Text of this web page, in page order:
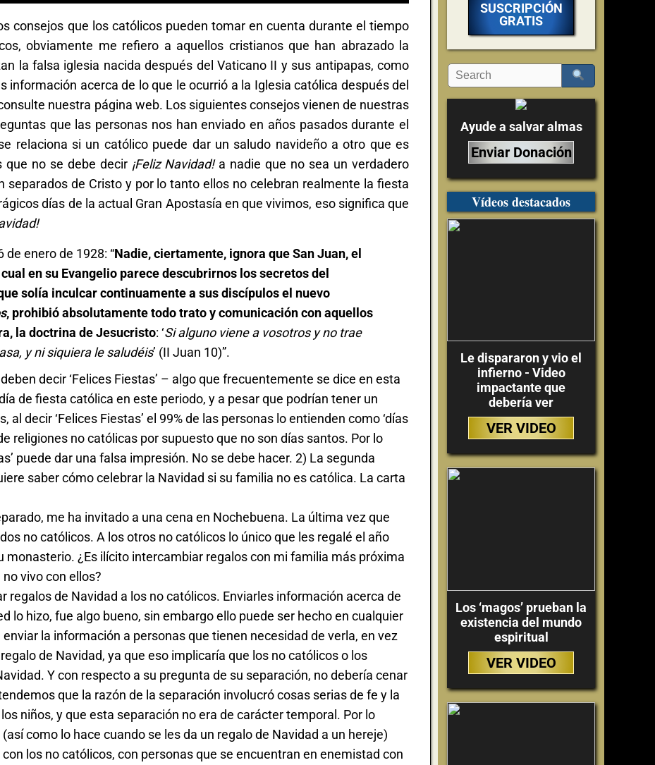
consejos que los católicos pueden tomar en cuenta durante el tiempo
obviamente me refiero a aquellos cristianos que han abrazado la
la falsa iglesia nacida después del Vaticano II y sus antipapas, como
acerca de lo que le ocurrió a la Iglesia católica después del
nuestra página web. Los siguientes consejos vienen de nuestras
que las personas nos han enviado en años pasados durante el
relaciona si un católico puede dar un saludo navideño a otro que es
que no se debe decir ¡Feliz Navidad!a nadie que no sea un verdadero
separados de Cristo y por lo tanto ellos no celebran realmente la fiesta
días de la actual Gran Apostasía en que vivimos, eso significa que
de enero de 1928: “Nadie, ciertamente, ignora que San Juan, el
en su Evangelio parece descubrirnos los secretos del
solía inculcar continuamente a sus discípulos el nuevo
, prohibió absolutamente todo trato y comunicación con aquellos
la doctrina de Jesucristo: ‘Si alguno viene a vosotros y no trae
y ni siquiera le saludéis’ (II Juan 10)”.
decir ‘Felices Fiestas’ – algo que frecuentemente se dice en esta
de fiesta católica en este periodo, y a pesar que podrían tener un
decir ‘Felices Fiestas’ el 99% de las personas lo entienden como ‘días
religiones no católicas por supuesto que no son días santos. Por lo
puede dar una falsa impresión. No se debe hacer. 2) La segunda
saber cómo celebrar la Navidad si su familia no es católica. La carta
me ha invitado a una cena en Nochebuena. La última vez que
no católicos. A los otros no católicos lo único que les regalé el año
monasterio. ¿Es ilícito intercambiar regalos con mi familia más próxima
vivo con ellos?
regalos de Navidad a los no católicos. Enviarles información acerca de
lo hizo, fue algo bueno, sin embargo ello puede ser hecho en cualquier
la información a personas que tienen necesidad de verla, en vez
de Navidad, ya que eso implicaría que los no católicos o los
Y con respecto a su pregunta de su separación, no debería cenar
que la razón de la separación involucró cosas serias de fe y la
niños, y que esta separación no era de carácter temporal. Por lo
como lo hace cuando se les da un regalo de Navidad a un hereje)
los no católicos, con personas que se encuentran en enemistad con
SUSCRIPCIÓN
GRATIS
Ayude a salvar almas
Enviar Donación
Vídeos destacados
Le dispararon y vio el
infierno - Video
impactante que
debería ver
VER VIDEO
Los ‘magos’ prueban la
existencia del mundo
espiritual
VER VIDEO